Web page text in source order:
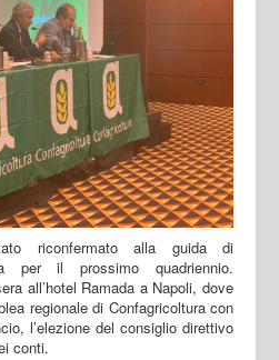
riconfermato alla guida di
per il prossimo quadriennio.
all’hotel Ramada a Napoli, dove
regionale di Confagricoltura con
l’elezione del consiglio direttivo
conti.